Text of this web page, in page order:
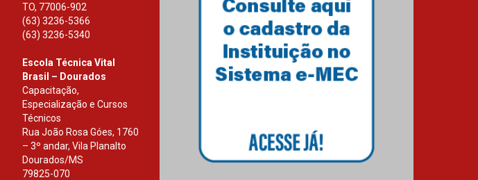
TO, 77006-902
(63) 3236-5366
(63) 3236-5340
Escola Técnica Vital
Brasil – Dourados
Capacitação,
Especialização e Cursos
Técnicos
Rua João Rosa Góes, 1760
– 3º andar, Vila Planalto
Dourados/MS
79825-070